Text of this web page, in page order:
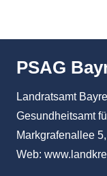
PSAG
Landratsamt
Gesundheitsamt
Markgrafenallee
Web: